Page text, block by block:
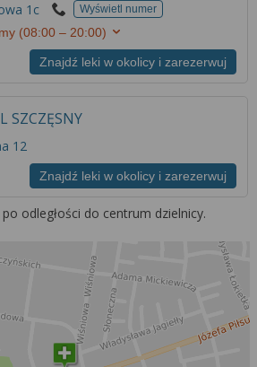
1c Wyświetl numer
(08:00 – 20:00)
Znajdź leki w okolicy i zarezerwuj
SZCZĘSNY
12
Znajdź leki w okolicy i zarezerwuj
odległości do centrum dzielnicy.
temat wykorzystywania
w naszym serwisie
Serwisu.